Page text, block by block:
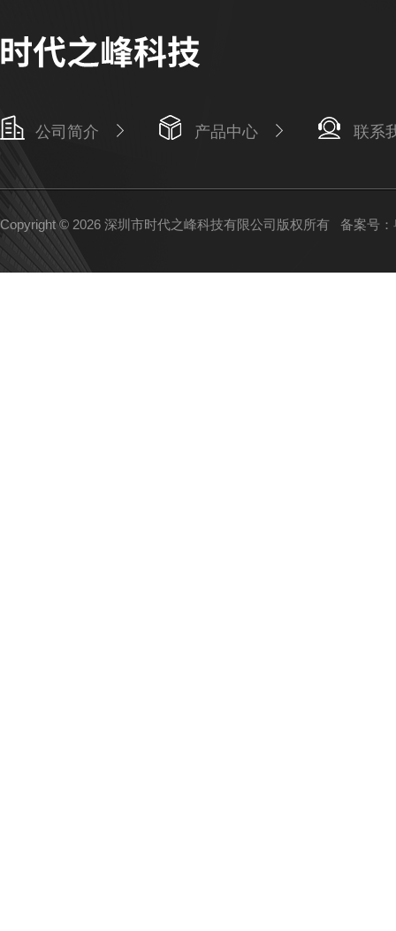
公司简介 产品中心 联系
Copyright © 2026 深圳市时代之峰科技有限公司版权所有 备案号